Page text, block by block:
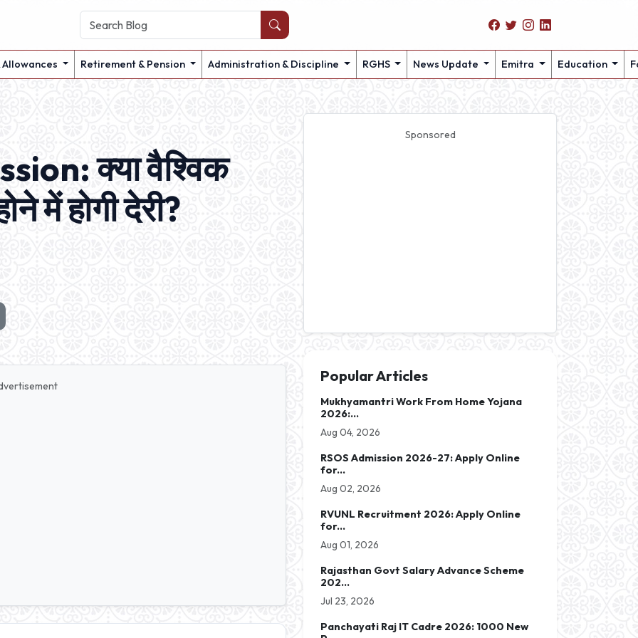
Retirement & Pension Administration & Discipline RGHS News Update Emitra Education
क्या वैश्विक
में होगी देरी?
Sponsored
Popular Articles
Mukhyamantri Work From Home Yojana
2026:...
Aug 04, 2026
RSOS Admission 2026-27: Apply Online
for...
Aug 02, 2026
RVUNL Recruitment 2026: Apply Online
for...
Aug 01, 2026
Rajasthan Govt Salary Advance Scheme
202...
Jul 23, 2026
Panchayati Raj IT Cadre 2026: 1000 New